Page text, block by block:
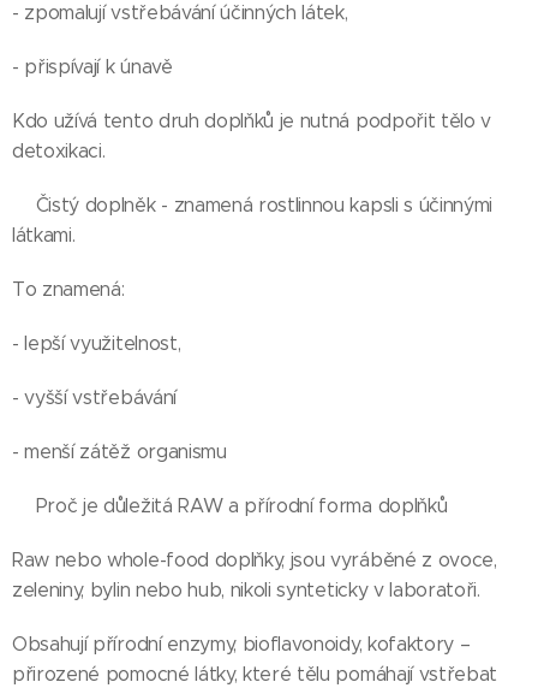
- zpomalují vstřebávání účinných látek,
- přispívají k únavě
Kdo užívá tento druh doplňků je nutná podpořit tělo v
detoxikaci.
👉Čistý doplněk - znamená rostlinnou kapsli s účinnými
látkami.
To znamená:
- lepší využitelnost,
- vyšší vstřebávání
- menší zátěž organismu
🌱Proč je důležitá RAW a přírodní forma doplňků🌱
Raw nebo whole-food doplňky, jsou vyráběné z ovoce,
zeleniny, bylin nebo hub, nikoli synteticky v laboratoři.
Obsahují přírodní enzymy, bioflavonoidy, kofaktory –
přirozené pomocné látky, které tělu pomáhají vstřebat